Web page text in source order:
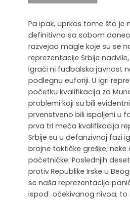
Pa ipak, uprkos tome što je
definitivno sa sobom
razvejao magle koje su se
reprezentacije Srbije
igrači ni fudbalska javnost
podlegnu euforiji. U igri
početku kvalifikacija za
problemi koji su bili
prvenstveno bili ispoljeni u
prva tri meča kvalifikacija
Srbije su u defanzivnoj fazi
brojne taktičke greške; neke
početničke. Poslednjih
protiv Republike Irske u
se naša reprezentacija
ispod očekivanog nivoa; to